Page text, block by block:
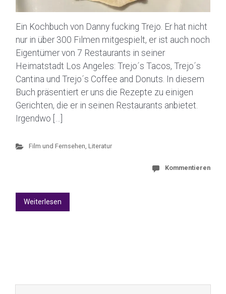
Ein Kochbuch von Danny fucking Trejo. Er hat nicht
nur in über 300 Filmen mitgespielt, er ist auch noch
Eigentümer von 7 Restaurants in seiner
Heimatstadt Los Angeles: Trejo´s Tacos, Trejo´s
Cantina und Trejo´s Coffee and Donuts. In diesem
Buch präsentiert er uns die Rezepte zu einigen
Gerichten, die er in seinen Restaurants anbietet.
Irgendwo […]
Film und Fernsehen, Literatur
Kommentieren
Weiterlesen